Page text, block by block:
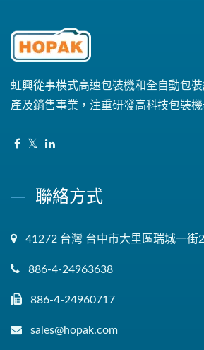
虹興從事橫式高速包裝機和全自動包
產及銷售事業，注重研發高科技包裝機
聯絡方式
41272 台灣 台中市大里區瑞城一街
886-4-24963638
886-4-24960717
sales@hopak.com